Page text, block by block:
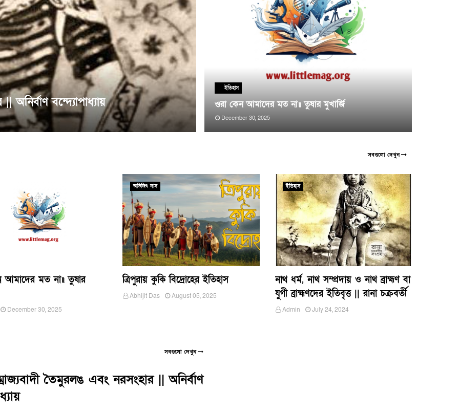
অনির্বাণ বন্দ্যোপাধ্যায়
ইতিহাস
ওরা কেন আমাদের মত না॥ তুষার মুখার্জি
December 30, 2025
সবগুলো দেখুন
আমাদের মত না॥ তুষার
December 30, 2025
অভিজিৎ দাস
ত্রিপুরায় কুকি বিদ্রোহের ইতিহাস
Abhijit Das August 05, 2025
ইতিহাস
নাথ ধর্ম, নাথ সম্প্রদায় ও নাথ ব্রাহ্মণ বা
যুগী ব্রাহ্মণদের ইতিবৃত্ত || রানা চক্রবর্তী
Admin July 24, 2024
সবগুলো দেখুন
তৈমুরলঙ এবং নরসংহার || অনির্বাণ